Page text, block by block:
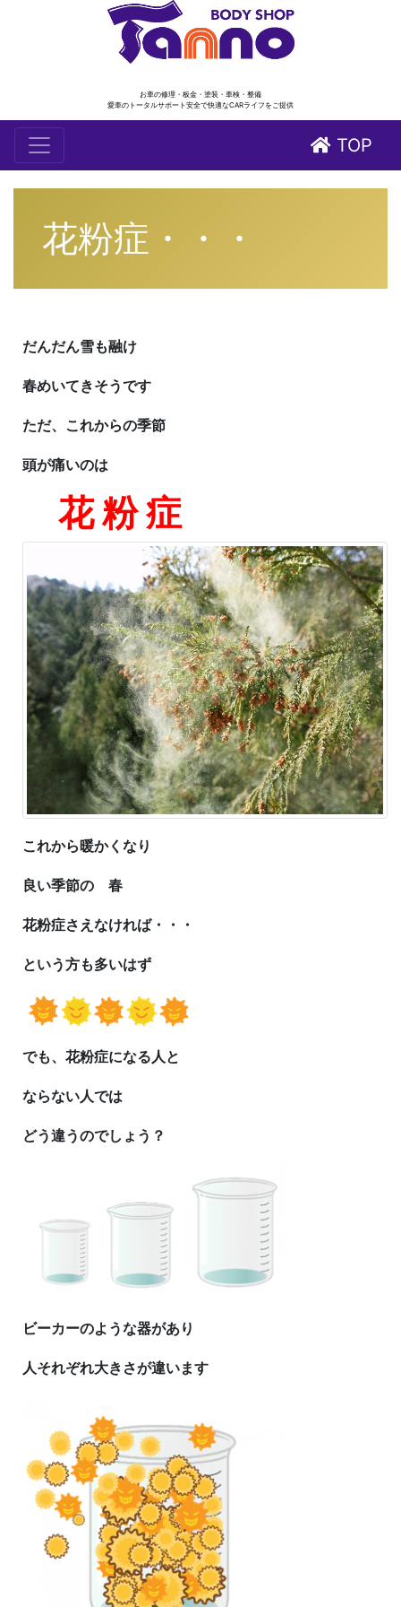
お車の修理・板金・塗装・車検・整備
愛車のトータルサポート安全で快適なCARライフをご提供
TOP
花粉症・・・
だんだん雪も融け
春めいてきそうです
ただ、これからの季節
頭が痛いのは
花 粉 症
これから暖かくなり
良い季節の 春
花粉症さえなければ・・・
という方も多いはず
でも、花粉症になる人と
ならない人では
どう違うのでしょう？
ビーカーのような器があり
人それぞれ大きさが違います